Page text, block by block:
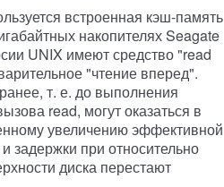
встроенная кэш-память
накопителях Seagate
UNIX имеют средство "read
"чтение вперед".
т. е. до выполнения
read, могут оказаться в
увеличению эффективной
задержки при относительно
диска перестают